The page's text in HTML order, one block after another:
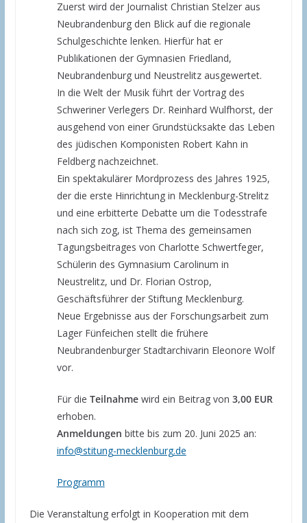
Zuerst wird der Journalist Christian Stelzer aus
Neubrandenburg den Blick auf die regionale
Schulgeschichte lenken. Hierfür hat er
Publikationen der Gymnasien Friedland,
Neubrandenburg und Neustrelitz ausgewertet.
In die Welt der Musik führt der Vortrag des
Schweriner Verlegers Dr. Reinhard Wulfhorst, der
ausgehend von einer Grundstücksakte das Leben
des jüdischen Komponisten Robert Kahn in
Feldberg nachzeichnet.
Ein spektakulärer Mordprozess des Jahres 1925,
der die erste Hinrichtung in Mecklenburg-Strelitz
und eine erbitterte Debatte um die Todesstrafe
nach sich zog, ist Thema des gemeinsamen
Tagungsbeitrages von Charlotte Schwertfeger,
Schülerin des Gymnasium Carolinum in
Neustrelitz, und Dr. Florian Ostrop,
Geschäftsführer der Stiftung Mecklenburg.
Neue Ergebnisse aus der Forschungsarbeit zum
Lager Fünfeichen stellt die frühere
Neubrandenburger Stadtarchivarin Eleonore Wolf
vor.
Für die Teilnahmewird ein Beitrag von 3,00 EUR
erhoben.
Anmeldungen bitte bis zum 20. Juni 2025 an:
info@stitung-mecklenburg.de
Programm
Die Veranstaltung erfolgt in Kooperation mit dem